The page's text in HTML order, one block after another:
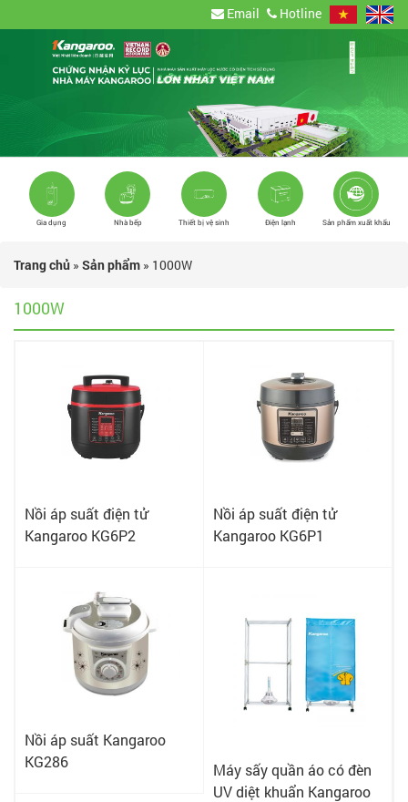
Email Hotline
Gia dụng Nhà bếp Thiết bị vệ sinh Điện lạnh Sản phẩm xuất khẩu
Trang chủ » Sản phẩm » 1000W
1000W
Nồi áp suất điện tử
Kangaroo KG6P2
Nồi áp suất điện tử
Kangaroo KG6P1
Nồi áp suất Kangaroo
KG286
Máy sấy quần áo có đèn
UV diệt khuẩn Kangaroo